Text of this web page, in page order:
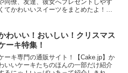
同僚、友達、彼女へプレゼントしやす
くてかわいいスイーツをまとめたよ！よ
ギフト お絵かきマカロン 動物っこW 5
| かわい...
わいい！おいしい！クリスマス
ーキ特集！
ーキ専門の通販サイト！【Cake.jp】か
いいケーキたちのほんの一部だけ紹介